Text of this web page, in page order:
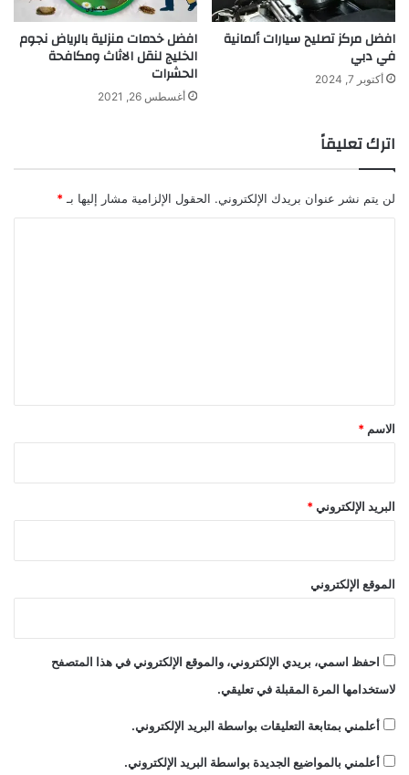
افضل مركز تصليح سيارات ألمانية
في دبي
أكتوبر 7, 2024
افضل خدمات منزلية بالرياض نجوم
الخليج لنقل الاثاث ومكافحة
الحشرات
أغسطس 26, 2021
اترك تعليقاً
لن يتم نشر عنوان بريدك الإلكتروني. الحقول الإلزامية مشار إليها بـ *
*
الاسم *
البريد الإلكتروني *
الموقع الإلكتروني
احفظ اسمي، بريدي الإلكتروني، والموقع الإلكتروني في هذا المتصفح
لاستخدامها المرة المقبلة في تعليقي.
أعلمني بمتابعة التعليقات بواسطة البريد الإلكتروني.
أعلمني بالمواضيع الجديدة بواسطة البريد الإلكتروني.